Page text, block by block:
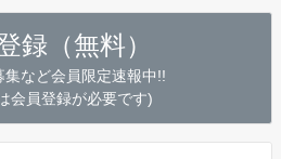
録（無料）
集など会員限定速報中!!
会員登録が必要です)